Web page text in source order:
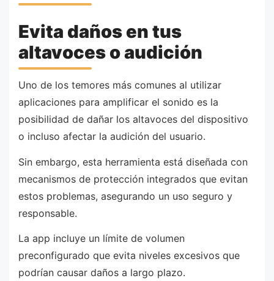
Evita daños en tus
altavoces o audición
Uno de los temores más comunes al utilizar
aplicaciones para amplificar el sonido es la
posibilidad de dañar los altavoces del dispositivo
o incluso afectar la audición del usuario.
Sin embargo, esta herramienta está diseñada con
mecanismos de protección integrados que evitan
estos problemas, asegurando un uso seguro y
responsable.
La app incluye un límite de volumen
preconfigurado que evita niveles excesivos que
podrían causar daños a largo plazo.